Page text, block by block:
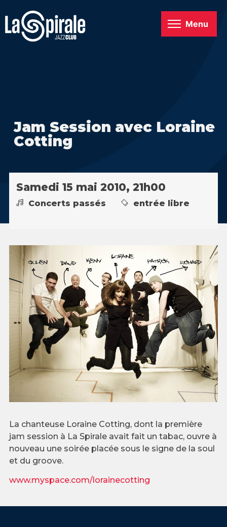
Menu
Jam Session avec Loraine
Cotting
Samedi 15 mai 2010, 21h00
Concerts passés entrée libre
La chanteuse Loraine Cotting, dont la première
jam session à La Spirale avait fait un tabac, ouvre à
nouveau une soirée placée sous le signe de la soul
et du groove.
www.myspace.com/lorainecotting